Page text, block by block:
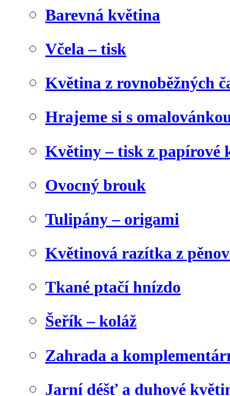
Barevná květina
Včela – tisk
Květina z rovnoběžných
Hrajeme si s
Květiny – tisk z papírové
Ovocný brouk
Tulipány – origami
Květinová razítka z
Tkané ptačí hnízdo
Šeřík – koláž
Zahrada a
Jarní déšť a duhové